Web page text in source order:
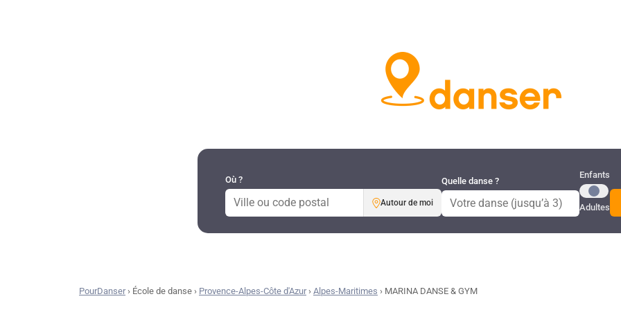
Où ?
Autour de moi
Quelle danse ?
Enfants
Adultes
PourDanser› École de danse › Provence-Alpes-Côte d'Azur› Alpes-Maritimes › MARINA DANSE & GYM